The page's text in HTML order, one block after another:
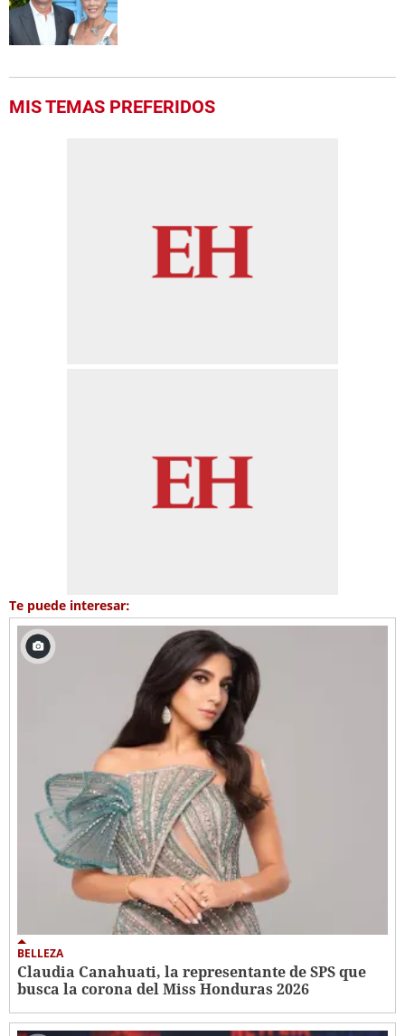
MIS TEMAS PREFERIDOS
Te puede interesar:
BELLEZA
Claudia Canahuati, la representante de SPS que
busca la corona del Miss Honduras 2026